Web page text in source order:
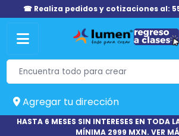
☎ Realiza pedidos y cotizaciones al:
Agregar tu dirección
HASTA 6 MESES SIN INTERESES EN TODA
MÍNIMA 2999 MXN. VER